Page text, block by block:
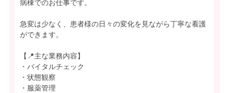
病棟でのお仕事です。
急変は少なく、患者様の日々の変化を見ながら丁寧な看護
ができます。
【📍主な業務内容】
・バイタルチェック
・状態観察
・服薬管理